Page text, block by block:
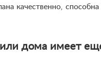
качественно,
дома имеет